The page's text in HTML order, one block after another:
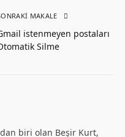
MAKALE
istenmeyen postaları
Silme
biri olan Beşir Kurt,